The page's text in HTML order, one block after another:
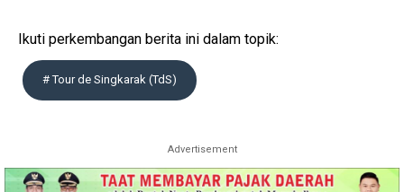
Ikuti perkembangan berita ini dalam topik:
# Tour de Singkarak (TdS)
Advertisement